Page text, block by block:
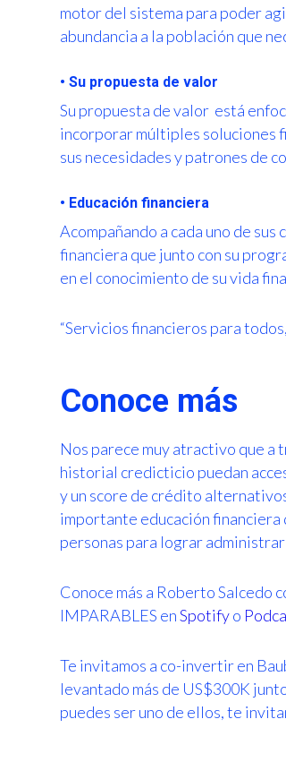
motor del sistema para poder
abundancia a la población que
• Su propuesta de valor
Su propuesta de valor está
incorporar múltiples soluciones
sus necesidades y patrones de
• Educación financiera
Acompañando a cada uno de
financiera que junto con su
en el conocimiento de su vida
“Servicios financieros para
Conoce más
Nos parece muy atractivo que a
historial credicticio puedan
y un score de crédito
importante educación financiera
personas para lograr
Conoce más a Roberto Salcedo
IMPARABLES enSpotifyo
Te invitamos a co-invertir en
levantado más de US$300K
puedes ser uno de ellos, te